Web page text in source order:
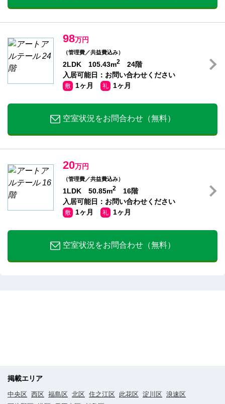
98万円
（管理費／共益費込み）
2LDK 105.43m2
24階
入居可能日：お問い合わせください
敷 1ヶ月 礼 1ヶ月
空室状況をお問合わせ（無料）
20万円
（管理費／共益費込み）
1LDK 50.85m2
16階
入居可能日：お問い合わせください
敷 1ヶ月 礼 1ヶ月
空室状況をお問合わせ（無料）
掲載エリア
中央区 西区 福島区 北区 住之江区 此花区 淀川区 浪速区